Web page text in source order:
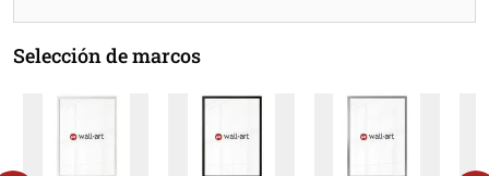
Selección de marcos